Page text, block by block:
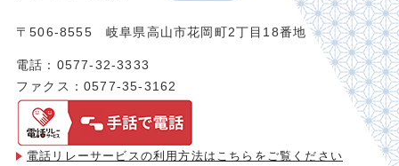
〒506-8555 岐阜県高山市花岡町2丁目18番地
電話：0577-32-3333
ファクス：0577-35-3162
電話リレーサービスの利用方法は こちらをご覧ください